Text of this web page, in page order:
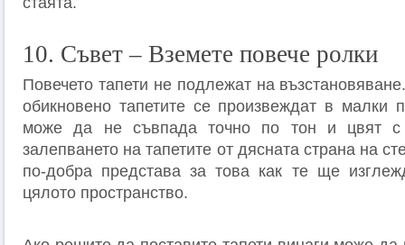
10. Съвет – Вземете повече ролки
Повечето тапети не подлежат на
обикновено тапетите се произвеждат в малки
може да не съвпада точно по тон и цвят с
залепването на тапетите от дясната страна на
по-добра представа за това как те ще
цялото пространство.